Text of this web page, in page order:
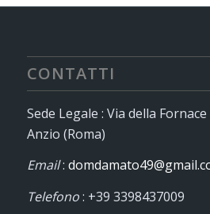
CONTATTI
Sede Legale : Via della
Anzio (Roma)
Email:
Telefono: +39 3398437009